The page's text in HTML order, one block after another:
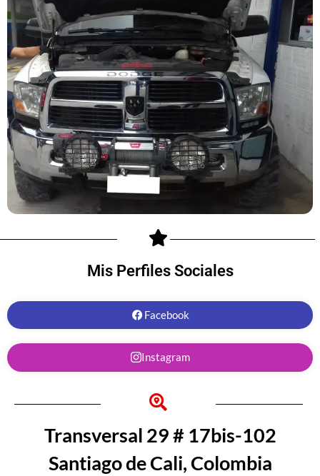
Mis Perfiles Sociales
Facebook
Instagram
Transversal 29 # 17bis-102
Santiago de Cali, Colombia